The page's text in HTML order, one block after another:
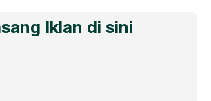
Iklan di sini